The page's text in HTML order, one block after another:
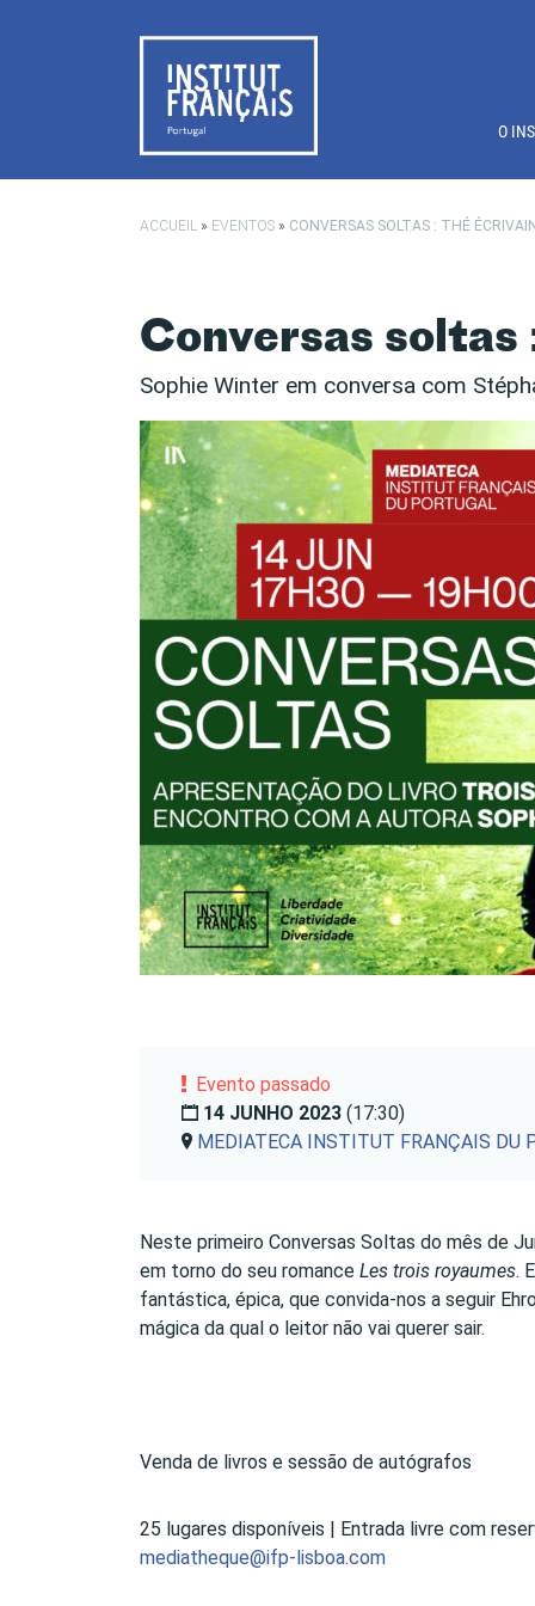
O
ACCUEIL » EVENTOS » CONVERSAS SOLTAS : THÉ ÉCRIVAIN
Conversas soltas
Sophie Winter em conversa com
Evento passado
14 JUNHO 2023 (17:30)
MEDIATECA INSTITUT FRANÇAIS DU
Neste primeiro Conversas Soltas do mês de
em torno do seu romance Les trois royaumes.
fantástica, épica, que convida-nos a seguir
mágica da qual o leitor não vai querer sair.
Venda de livros e sessão de autógrafos
25 lugares disponíveis | Entrada livre com
mediatheque@ifp-lisboa.com